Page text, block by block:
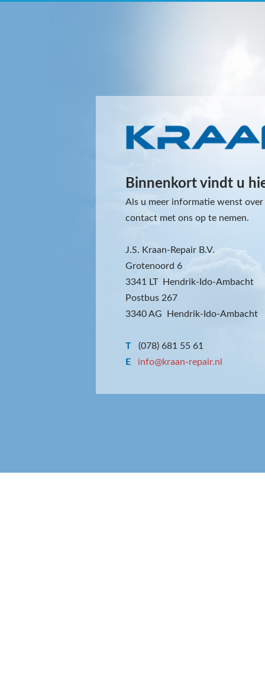
Binnenkort vindt u
Als u meer informatie wenst
contact met ons op te nemen.
J.S. Kraan-Repair B.V.
Grotenoord 6
3341 LT Hendrik-Ido-Ambacht
Postbus 267
3340 AG Hendrik-Ido-Ambacht
T
(078) 681 55 61
E
info@kraan-repair.nl